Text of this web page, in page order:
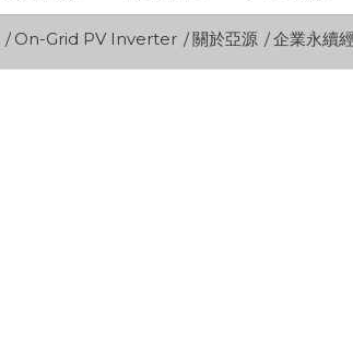
/ On-Grid PV Inverter /關於亞源 /企業永續